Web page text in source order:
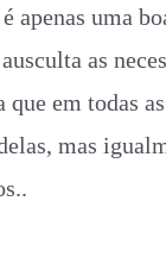
apenas uma
as
que em todas
mas